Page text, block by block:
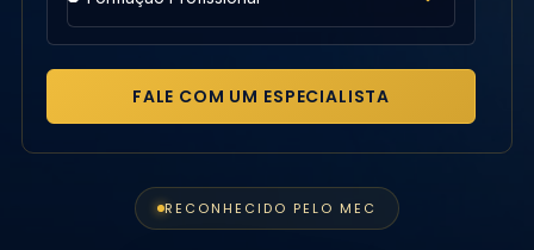
FALE COM UM ESPECIALISTA
RECONHECIDO PELO MEC